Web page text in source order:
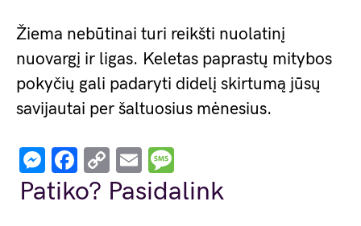
Žiema nebūtinai turi reikšti nuolatinį
nuovargį ir ligas. Keletas paprastų mitybos
pokyčių gali padaryti didelį skirtumą jūsų
savijautai per šaltuosius mėnesius.
Messenger
Facebook
Copy
Link
Email
Patiko? Pasidalink